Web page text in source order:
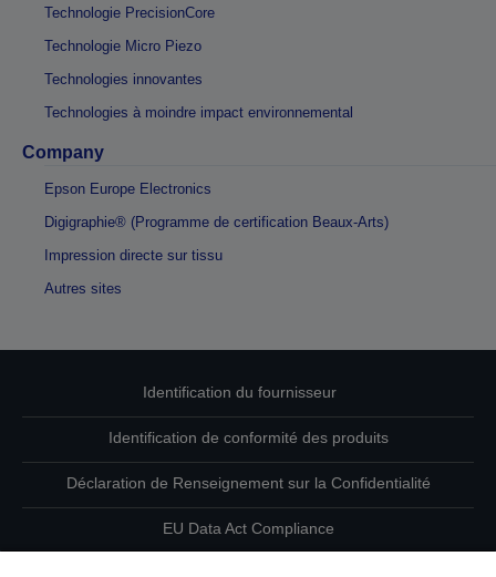
Technologie PrecisionCore
Technologie Micro Piezo
Technologies innovantes
Technologies à moindre impact environnemental
Company
Epson Europe Electronics
Digigraphie® (Programme de certification Beaux-Arts)
Impression directe sur tissu
Autres sites
Identification du fournisseur
Identification de conformité des produits
Déclaration de Renseignement sur la Confidentialité
EU Data Act Compliance